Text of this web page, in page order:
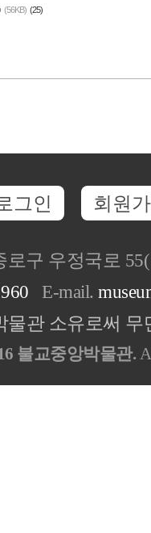
(56KB) (25)
그인 회원
로구 우정국로
E-mail.
물관 소유로써
불교중앙박물관.